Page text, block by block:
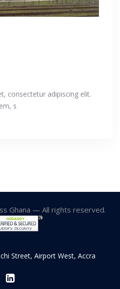
consectetur adipiscing elit.
s
Ghana — All rights reserved.
Street, Airport West, Accra